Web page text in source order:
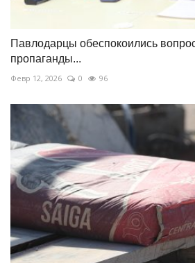
Павлодарцы обеспокоились
пропаганды...
Февр 12, 2026 0 96